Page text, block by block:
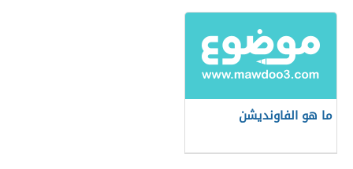
ما هو الفاونديشن